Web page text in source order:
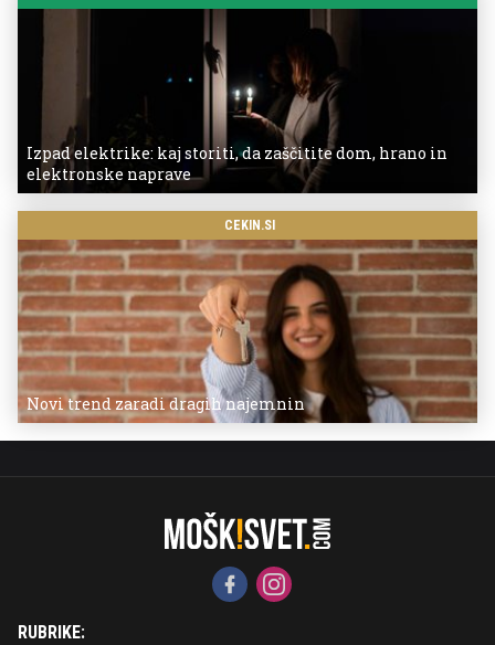
Izpad elektrike: kaj storiti, da zaščitite dom, hrano in
elektronske naprave
CEKIN.SI
Novi trend zaradi dragih najemnin
RUBRIKE: